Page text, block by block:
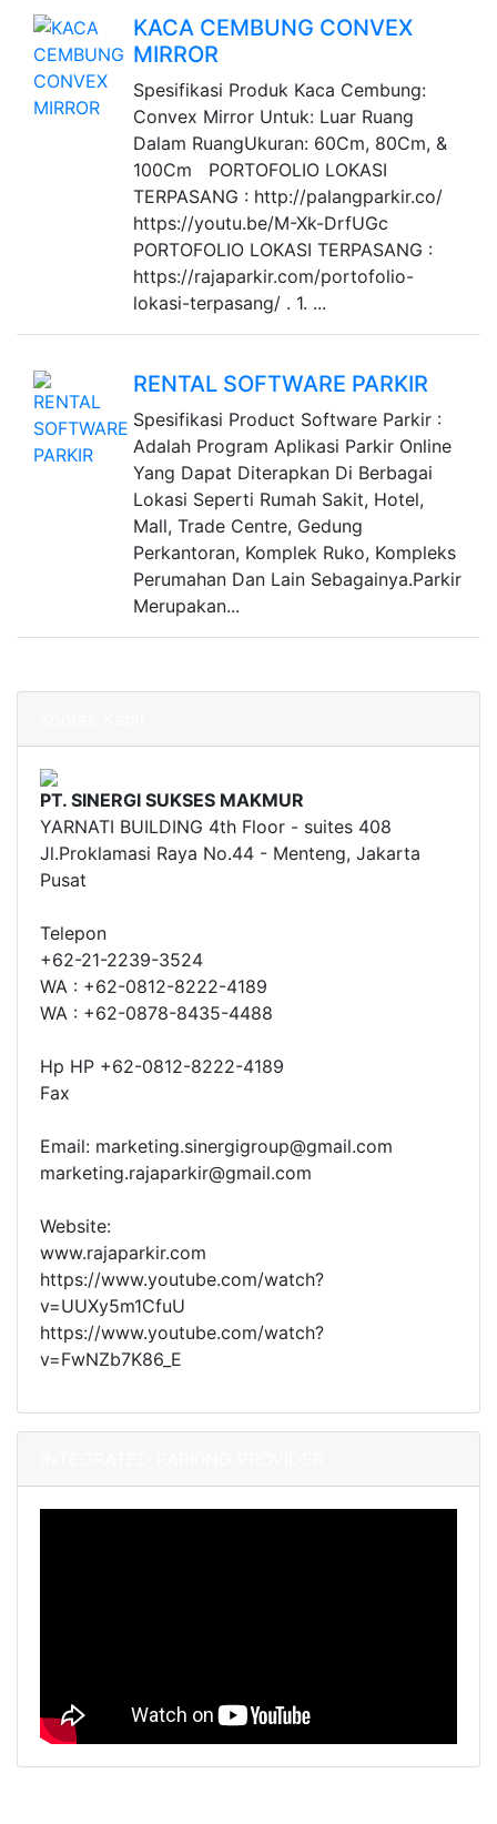
KACA CEMBUNG CONVEX
MIRROR
Spesifikasi Produk Kaca Cembung:
Convex Mirror Untuk: Luar Ruang
Dalam RuangUkuran: 60Cm, 80Cm, &
100Cm PORTOFOLIO LOKASI
TERPASANG : http://palangparkir.co/
https://youtu.be/M-Xk-DrfUGc
PORTOFOLIO LOKASI TERPASANG :
https://rajaparkir.com/portofolio-
lokasi-terpasang/ . 1. ...
RENTAL SOFTWARE PARKIR
Spesifikasi Product Software Parkir :
Adalah Program Aplikasi Parkir Online
Yang Dapat Diterapkan Di Berbagai
Lokasi Seperti Rumah Sakit, Hotel,
Mall, Trade Centre, Gedung
Perkantoran, Komplek Ruko, Kompleks
Perumahan Dan Lain Sebagainya.Parkir
Merupakan...
PT. SINERGI SUKSES MAKMUR
YARNATI BUILDING 4th Floor - suites 408
Jl.Proklamasi Raya No.44 - Menteng, Jakarta
Pusat
Telepon
+62-21-2239-3524
WA : +62-0812-8222-4189
WA : +62-0878-8435-4488
Hp HP +62-0812-8222-4189
Fax
Email: marketing.sinergigroup@gmail.com
marketing.rajaparkir@gmail.com
Website:
www.rajaparkir.com
https://www.youtube.com/watch?
v=UUXy5m1CfuU
https://www.youtube.com/watch?
v=FwNZb7K86_E